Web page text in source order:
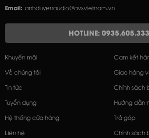
Email: anhduyenaudio@avsvietnam.vn
HOTLINE: 0935.605.333
Khuyến mãi
Về chúng tôi
Tin tức
Tuyển dụng
Hệ thống cửa hàng
Liên hệ
Cam kết
Giao hàng
Chính sách
Hướng dẫn
Trả góp
Chính sách